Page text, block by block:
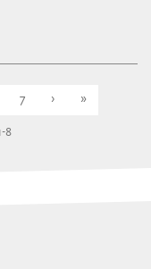
7 › »
8